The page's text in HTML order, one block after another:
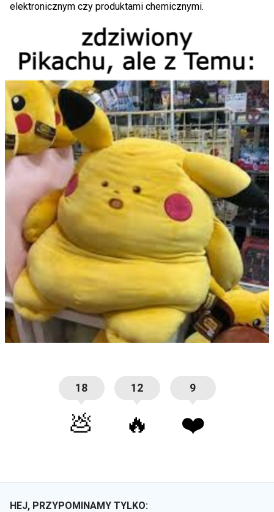
elektronicznym czy produktami chemicznymi.
18
💩
12
🔥
9
❤️
HEJ, PRZYPOMINAMY TYLKO: